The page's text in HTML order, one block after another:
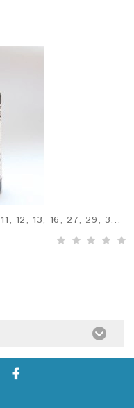
Tinta Premium p/ Epson, tinteiros 11, 12, 13, 16, 27, 29, 34, 35, 774 - PRETO Pigmentado